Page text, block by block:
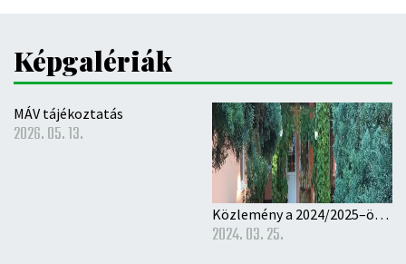
Képgalériák
MÁV tájékoztatás
2026. 05. 13.
Közlemény a 2024/2025–ös nevelési évre történő óvodai beíratás rendjéről
2024. 03. 25.